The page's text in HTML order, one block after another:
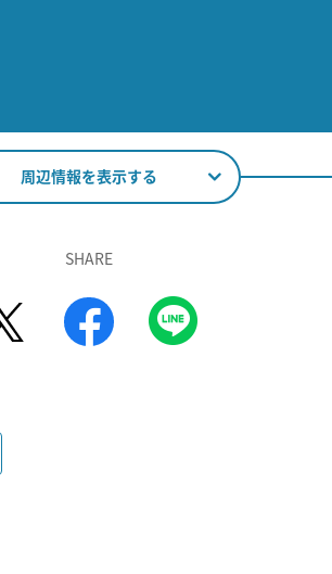
周辺情報を表示する
SHARE